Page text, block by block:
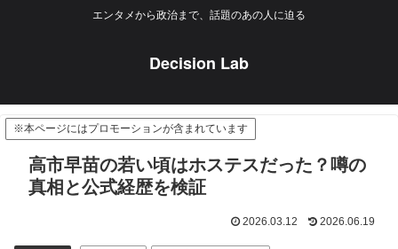
エンタメから政治まで、話題のあの人に迫る
Decision Lab
※本ページにはプロモーションが含まれています
高市早苗の若い頃はホステスだった？噂の
真相と公式経歴を検証
2026.03.12 2026.06.19